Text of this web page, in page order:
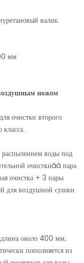
валик.
мм
ножом
очистки второго
распылением воды под
очисткиââпара
очистка + 3 пары
для воздушной сушки
длина около 400 мм;
пополняется из